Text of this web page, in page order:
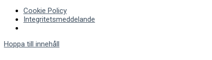
Cookie Policy
Integritetsmeddelande
Hoppa till innehåll